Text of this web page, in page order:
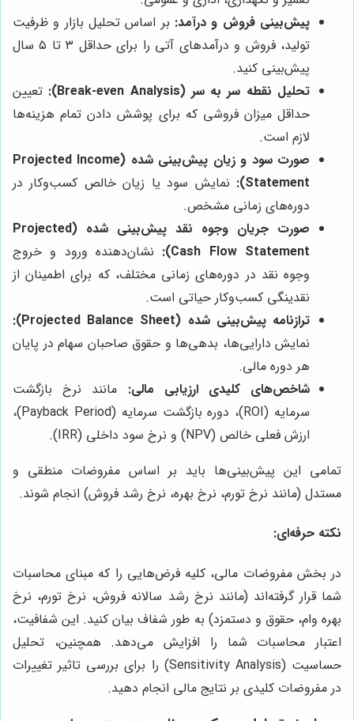
پیش‌بینی فروش و درآمد: بر اساس تحلیل بازار و ظرفیت
تولید، فروش و درآمدهای آتی را برای حداقل ۳ تا ۵ سال
پیش‌بینی کنید.
تحلیل نقطه سر به سر (Break-even Analysis):
تعیین
حداقل میزان فروشی که برای پوشش دادن تمام هزینه‌ها
لازم است.
صورت سود و زیان پیش‌بینی شده (Projected Income
Statement):
نمایش سود یا زیان خالص کسب‌وکار در
دوره‌های زمانی مشخص.
صورت جریان وجوه نقد پیش‌بینی شده (Projected
Cash Flow Statement):
نشان‌دهنده ورود و خروج
وجوه نقد در دوره‌های زمانی مختلف، که برای اطمینان از
نقدینگی کسب‌وکار حیاتی است.
ترازنامه پیش‌بینی شده (Projected Balance Sheet):
نمایش دارایی‌ها، بدهی‌ها و حقوق صاحبان سهام در پایان
هر دوره مالی.
شاخص‌های کلیدی ارزیابی مالی: مانند نرخ بازگشت
سرمایه (ROI)، دوره بازگشت سرمایه (Payback Period)،
ارزش فعلی خالص (NPV) و نرخ سود داخلی (IRR).
تمامی این پیش‌بینی‌ها باید بر اساس مفروضات منطقی و
مستدل (مانند نرخ تورم، نرخ بهره، نرخ رشد فروش) انجام شوند.
نکته حرفه‌ای:
در بخش مفروضات مالی، کلیه فرض‌هایی را که مبنای محاسبات
شما قرار گرفته‌اند (مانند نرخ رشد سالانه فروش، نرخ تورم، نرخ
بهره وام، حقوق و دستمزد) به طور شفاف بیان کنید. این شفافیت،
اعتبار محاسبات شما را افزایش می‌دهد. همچنین، تحلیل
حساسیت (Sensitivity Analysis) را برای بررسی تاثیر تغییرات
در مفروضات کلیدی بر نتایج مالی انجام دهید.